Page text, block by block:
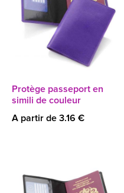
Protège passeport en
simili de couleur
A partir de 3.16 €